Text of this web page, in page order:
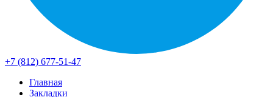
+7 (812) 677-51-47
Главная
Закладки